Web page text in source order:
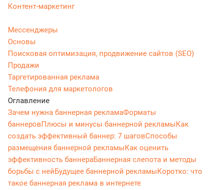
Контент-маркетинг
Мессенджеры
Основы
Поисковая оптимизация, продвижение сайтов (SEO)
Продажи
Таргетированная реклама
Телефония для маркетологов
Оглавление
Зачем нужна баннерная рекламаФорматы
баннеровПлюсы и минусы баннерной рекламыКак
создать эффективный баннер: 7 шаговСпособы
размещения баннерной рекламыКак оценить
эффективность баннераБаннерная слепота и методы
борьбы с нейБудущее баннерной рекламыКоротко: что
такое баннерная реклама в интернете